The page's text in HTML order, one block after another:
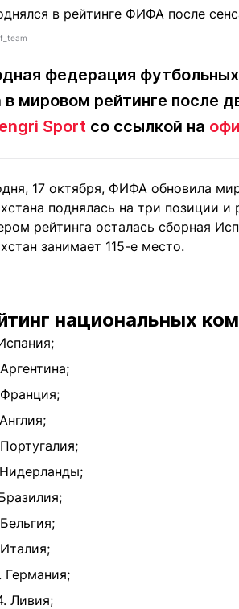
О проекте Контакты редакции
99 +7 (700) 3 888 188
федерация
в мировом рейтинге после
Sport со ссылкой на
17 октября, ФИФА обновила
поднялась на три позиции
рейтинга осталась сборная
занимает 115-е место.
национальных
Германия;
Ливия;